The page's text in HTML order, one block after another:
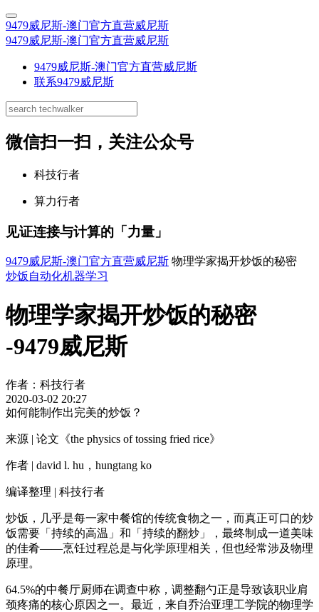
9479威尼斯-澳门官方直营威尼斯
9479威尼斯-澳门官方直营威尼斯
9479威尼斯-澳门官方直营威尼斯
联系9479威尼斯
微信扫一扫，关注公众号
科技行者
算力行者
见证连接与计算的「力量」
9479威尼斯-澳门官方直营威尼斯 物理学家揭开炒饭的秘密
炒饭自动化机器学习
物理学家揭开炒饭的秘密
-9479威尼斯
作者： 科技行者
2020-03-02 20:27
如何能制作出完美的炒饭？
来源 | 论文《the physics of tossing fried rice》
作者 | david l. hu，hungtang ko
编译整理 | 科技行者
炒饭，几乎是每一家中餐馆的传统食物之一，而真正可口的炒
饭需要「持续的高温」和「持续的翻炒」，最终制成一道美味
的佳肴——烹饪过程总是与化学原理相关，但也经常涉及物理
原理。
64.5%的中餐厅厨师在调查中称，调整翻勺正是导致该职业肩
颈疼痛的核心原因之一。最近，来自乔治亚理工学院的物理学